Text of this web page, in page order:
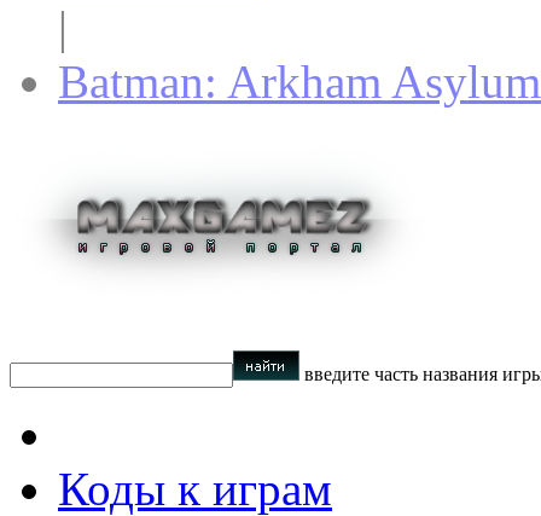
|
Batman: Arkham Asylum
введите часть названия
Коды к играм